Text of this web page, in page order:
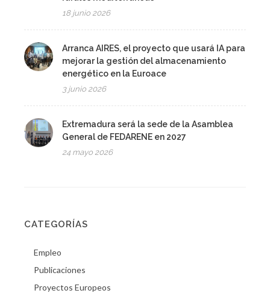
18 junio 2026
Arranca AIRES, el proyecto que usará IA para
mejorar la gestión del almacenamiento
energético en la Euroace
3 junio 2026
Extremadura será la sede de la Asamblea
General de FEDARENE en 2027
24 mayo 2026
CATEGORÍAS
Empleo
Publicaciones
Proyectos Europeos